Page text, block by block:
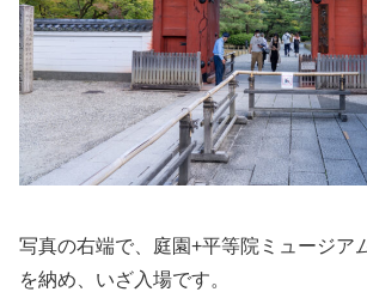
写真の右端で、庭園+平等院ミュージア
を納め、いざ入場です。